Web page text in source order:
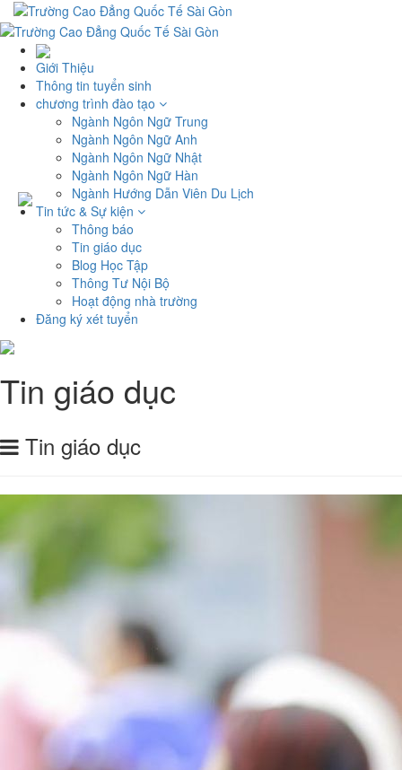
Giới Thiệu
Thông tin tuyển sinh
chương trình đào tạo
Ngành Ngôn Ngữ Trung
Ngành Ngôn Ngữ Anh
Ngành Ngôn Ngữ Nhật
Ngành Ngôn Ngữ Hàn
Ngành Hướng Dẫn Viên Du Lịch
Tin tức & Sự kiện
Thông báo
Tin giáo dục
Blog Học Tập
Thông Tư Nội Bộ
Hoạt động nhà trường
Đăng ký xét tuyển
Tin giáo dục
Tin giáo dục